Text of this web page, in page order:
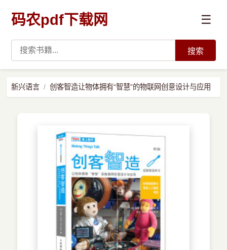
码农pdf下载网 ☰
搜索
新兴语言 创客智造让物体拥有“智慧”的物联网创意设计与应用